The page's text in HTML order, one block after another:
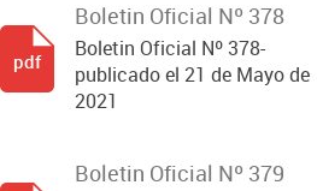
Boletin Oficial Nº 378
Boletin Oficial Nº 378-
publicado el 21 de Mayo de
2021
pdf
Boletin Oficial Nº 379